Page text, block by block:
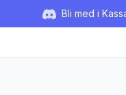
Bli med i